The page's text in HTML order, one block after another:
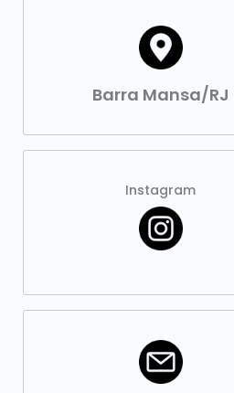
Barra Mansa/RJ
Instagram